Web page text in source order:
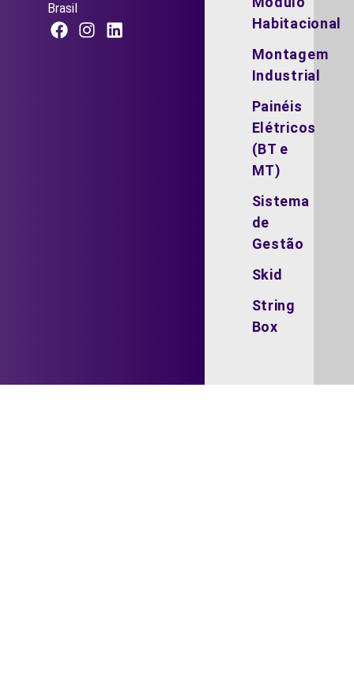
Brasil
Habitacional
Montagem
Industrial
Painéis
Elétricos
(BT e
MT)
Sistema
de
Gestão
Skid
String
Box